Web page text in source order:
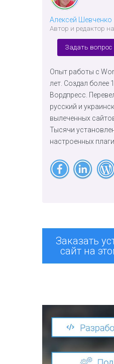
Алексей Шевченко
Автор и редактор
Задать вопрос
Опыт работы с
лет. Создал более
Вордпресс.
русский и
вылеченных
Тысячи
настроенных
Заказать
сайт на